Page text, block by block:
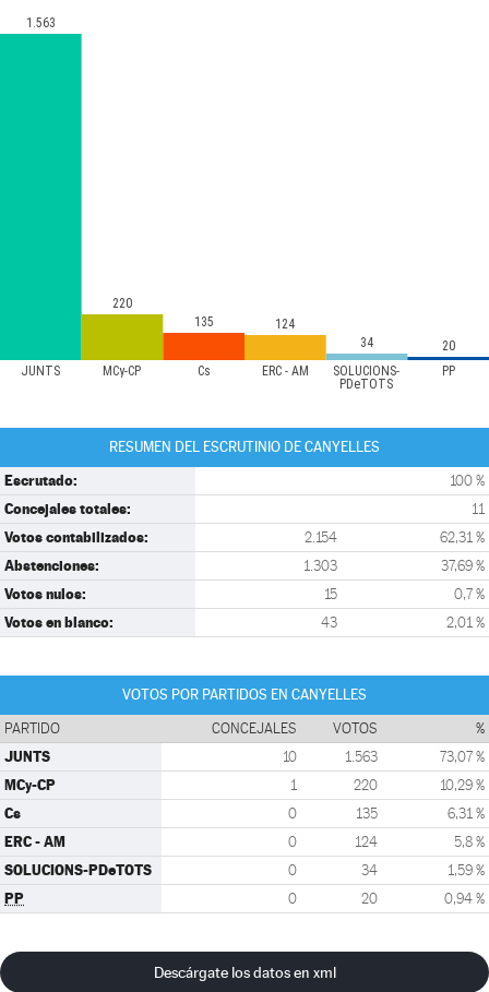
JUNTS MCy-CP Cs ERC - AM
SOLUCIONS-
PDeTOTS
PP
1.563
220
135
124
34
20
RESUMEN DEL ESCRUTINIO DE CANYELLES
Escrutado: 100 %
Concejales totales: 11
Votos contabilizados: 2.154 62,31 %
Abstenciones: 1.303 37,69 %
Votos nulos: 15 0,7 %
Votos en blanco: 43 2,01 %
VOTOS POR PARTIDOS EN CANYELLES
PARTIDO CONCEJALES VOTOS %
JUNTS 10 1.563 73,07 %
MCy-CP 1 220 10,29 %
Cs 0 135 6,31 %
ERC - AM 0 124 5,8 %
SOLUCIONS-PDeTOTS 0 34 1,59 %
PP 0 20 0,94 %
Descárgate los datos en xml